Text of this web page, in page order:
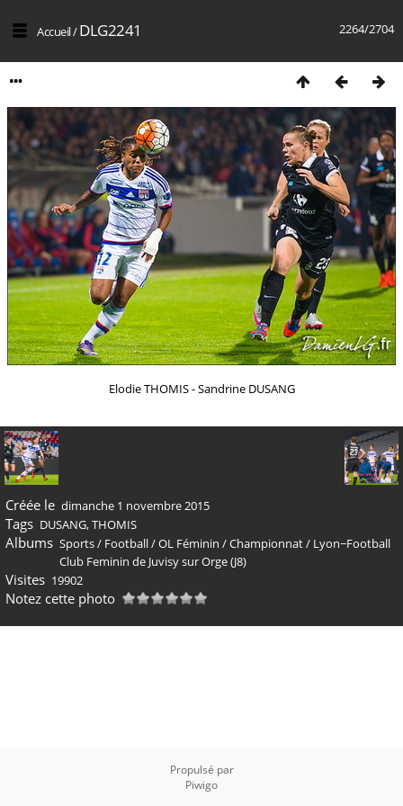
2264/2704
Accueil/DLG2241
Elodie THOMIS - Sandrine DUSANG
Créée le dimanche 1 novembre 2015
Tags DUSANG,THOMIS
Albums Sports/ Football/OL Féminin /Championnat/ Lyon−Football
Club Feminin de Juvisy sur Orge (J8)
Visites 19902
Notez cette photo
Propulsé par
Piwigo